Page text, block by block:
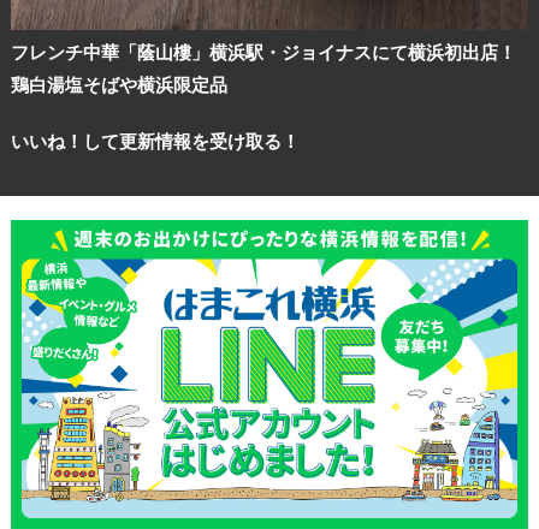
フレンチ中華「蔭山樓」横浜駅・ジョイナスにて横浜初出店！
鶏白湯塩そばや横浜限定品
いいね！して更新情報を受け取る！